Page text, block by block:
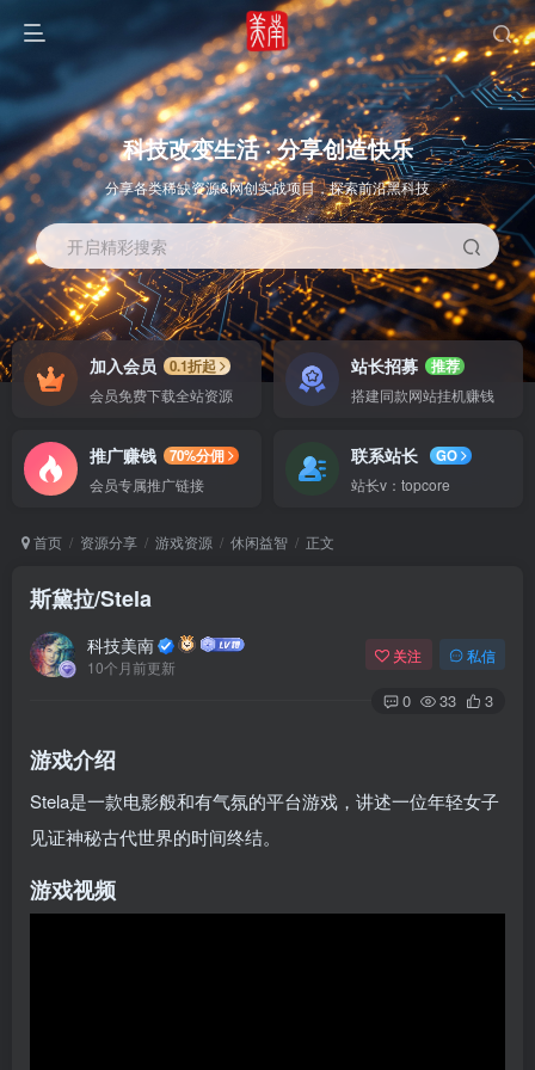
OS教程 SOFT教程
软件 Linux软件
科技改变生活 · 分享创造快乐
分享各类稀缺资源&网创实战项目，探索前沿黑科技
开启精彩搜索
加入会员
0.1折起
会员免费下载全站资源
站长招募
推荐
搭建同款网站挂机赚钱
推广赚钱
70%分佣
会员专属推广链接
联系站长
GO
站长v：topcore
首页 资源分享 游戏资源 休闲益智 正文
斯黛拉/Stela
科技美南
10个月前更新
关注 私信
0 33 3
游戏介绍
Stela是一款电影般和有气氛的平台游戏，讲述一位年轻女子
见证神秘古代世界的时间终结。
游戏视频